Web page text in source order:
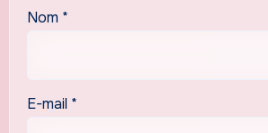
Nom *
E-mail *